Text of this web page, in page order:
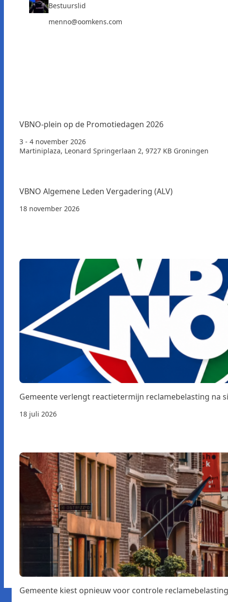
Bestuurslid
menno@oomkens.com
VBNO-plein op de Promotiedagen 2026
3 - 4 november 2026
Martiniplaza, Leonard Springerlaan 2, 9727 KB Groningen
VBNO Algemene Leden Vergadering (ALV)
18 november 2026
Gemeente verlengt reactietermijn reclamebelasting na
18 juli 2026
Gemeente kiest opnieuw voor controle